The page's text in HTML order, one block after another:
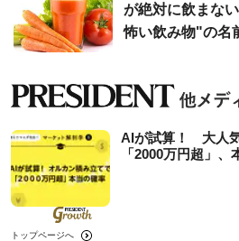
が絶対に飲まな
怖い飲み物"の名
AIが試算！ 大人
「2000万円超」、
トップページへ